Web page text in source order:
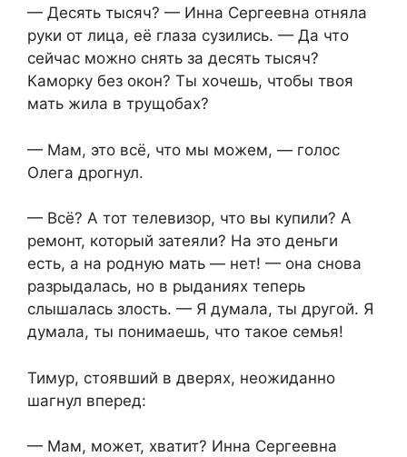
— Десять тысяч? — Инна Сергеевна отняла
руки от лица, её глаза сузились. — Да что
сейчас можно снять за десять тысяч?
Каморку без окон? Ты хочешь, чтобы твоя
мать жила в трущобах?
— Мам, это всё, что мы можем, — голос
Олега дрогнул.
— Всё? А тот телевизор, что вы купили? А
ремонт, который затеяли? На это деньги
есть, а на родную мать — нет! — она снова
разрыдалась, но в рыданиях теперь
слышалась злость. — Я думала, ты другой. Я
думала, ты понимаешь, что такое семья!
Тимур, стоявший в дверях, неожиданно
шагнул вперед:
— Мам, может, хватит? Инна Сергеевна